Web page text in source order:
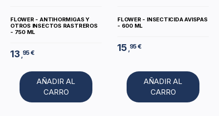
FLOWER - ANTIHORMIGAS Y
OTROS INSECTOS RASTREROS
- 750 ML
13 95 €
AÑADIR AL
CARRO
FLOWER - INSECTICIDA AVISPAS
- 600 ML
15 95 €
AÑADIR AL
CARRO